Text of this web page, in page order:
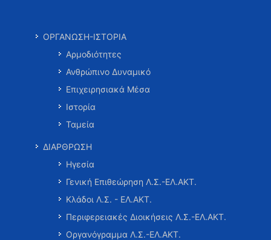
ΟΡΓΑΝΩΣΗ-ΙΣΤΟΡΙΑ
Αρμοδιότητες
Ανθρώπινο Δυναμικό
Επιχειρησιακά Μέσα
Ιστορία
Ταμεία
ΔΙΑΡΘΡΩΣΗ
Ηγεσία
Γενική Επιθεώρηση Λ.Σ.-ΕΛ.ΑΚΤ.
Κλάδοι Λ.Σ. - ΕΛ.ΑΚΤ.
Περιφερειακές Διοικήσεις Λ.Σ.-ΕΛ.ΑΚΤ.
Οργανόγραμμα Λ.Σ.-ΕΛ.ΑΚΤ.